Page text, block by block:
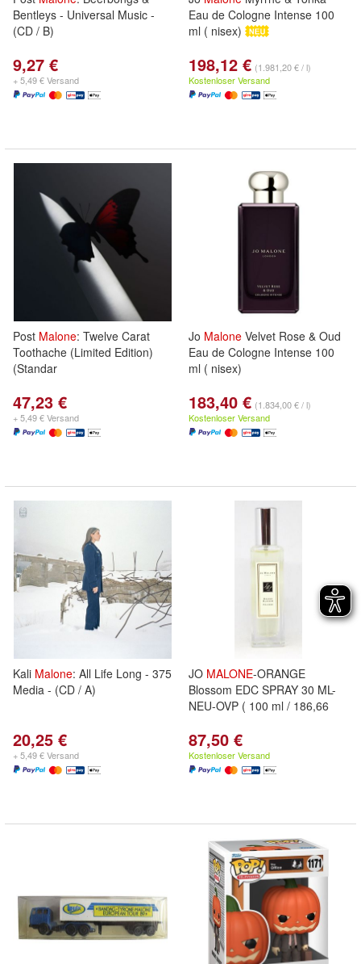
Bentleys - Universal Music -
(CD / B)
9,27 €
+ 5,49 € Versand
Eau de Cologne Intense 100
ml ( nisex)
198,12 € (1.981,20 € / l)
Kostenloser Versand
Post Malone: Twelve Carat
Toothache (Limited Edition)
(Standar
47,23 €
+ 5,49 € Versand
Jo Malone Velvet Rose & Oud
Eau de Cologne Intense 100
ml ( nisex)
183,40 € (1.834,00 € / l)
Kostenloser Versand
Kali Malone: All Life Long - 375
Media - (CD / A)
20,25 €
+ 5,49 € Versand
JO MALONE-ORANGE
Blossom EDC SPRAY 30 ML-
NEU-OVP ( 100 ml / 186,66
87,50 €
Kostenloser Versand